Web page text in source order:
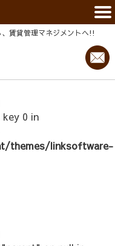
賃貸管理マネジメントヘ!!
key 0 in
themes/linksoftware-